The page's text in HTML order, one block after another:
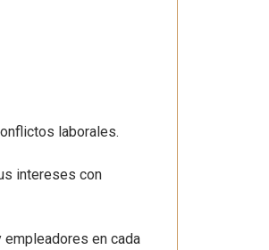
laborales.
intereses con
en cada